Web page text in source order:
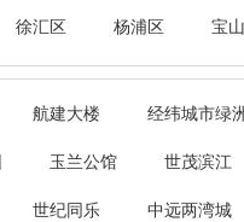
徐汇区 杨浦区 宝
航建大楼 经纬城市绿
玉兰公馆 世茂滨江
世纪同乐 中远两湾城